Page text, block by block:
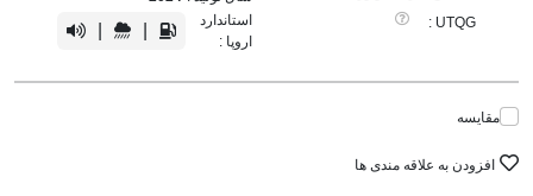
UTQG :
استاندارد
اروپا :
مقایسه
افزودن به علاقه مندی ها